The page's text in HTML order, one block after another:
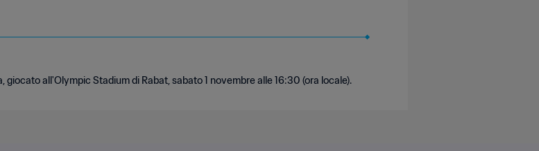
all'Olympic Stadium di Rabat, sabato 1 novembre alle 16:30 (ora locale).